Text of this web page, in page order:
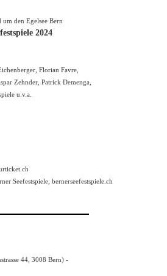
den Egelsee Bern
2024
Florian Favre,
Zehnder, Patrick Demenga,
u.v.a.
Seefestspiele, bernerseefestspiele.ch
44, 3008 Bern) -